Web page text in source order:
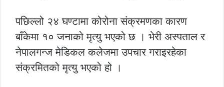
पछिल्लो २४ घण्टामा कोरोना संक्रमणका कारण
बाँकेमा १० जनाको मृत्यु भएको छ । भेरी अस्पताल र
नेपालगन्ज मेडिकल कलेजमा उपचार गराइरहेका
संक्रमितको मृत्यु भएको हो ।